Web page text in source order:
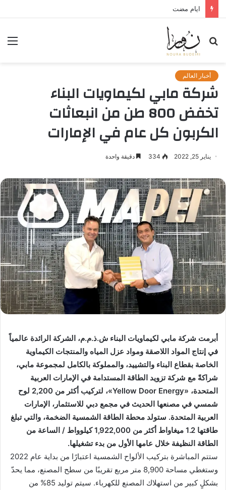
لعنة الذاكرة وذنب النجاة
بحث
عن
أخبار العالم
شركة مابي لكيماويات البناء
تخفض 800 طن من انبعاثات
الكربون كل عام في الإمارات
يناير 25, 2022 334 دقيقة واحدة
أبرمت شركة مابي لكيماويات البناء ش.ذ.م.م، الشركة الرائدة عالمياً
في إنتاج المواد اللاصقة ومواد عزل المياه والمنتجات الكيماوية
الخاصة بقطاع البناء والتشييد، والمملوكة بالكامل لمجموعة مابي،
شراكةً مع شركة تزويد الطاقة المستدامة في الإمارات العربية
المتحدة، «Yellow Door Energy»، لتركيب أكثر من 2,200 لوح
شمسي في مصنعها الحديث في مجمع دبي للاستثمار، الإمارات
العربية المتحدة. ستولد محطة الطاقة الشمسية الضخمة، والتي تبلغ
طاقتها 1.2 ميغاواط أكثر من 1,922,000 كيلوواط / الساعة من
الطاقة النظيفة خلال عامها الأول من بدء تشغيلها.
ستتم المباشرة بتركيب الألواح الشمسية اعتبارًا من بداية عام 2022
وستغطي مساحة 8,900 متر مربع تقريبًا من سطح المصنع، مما يحدّ
بشكلٍ كبير من استهلاك المصنع للكهرباء. سيتم توليد 85% من